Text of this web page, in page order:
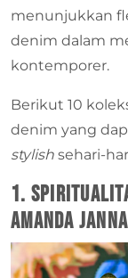
menunjukkan
denim dalam
kontemporer.
Berikut 10
denim yang
stylish sehari-
1.
Amanda Janna